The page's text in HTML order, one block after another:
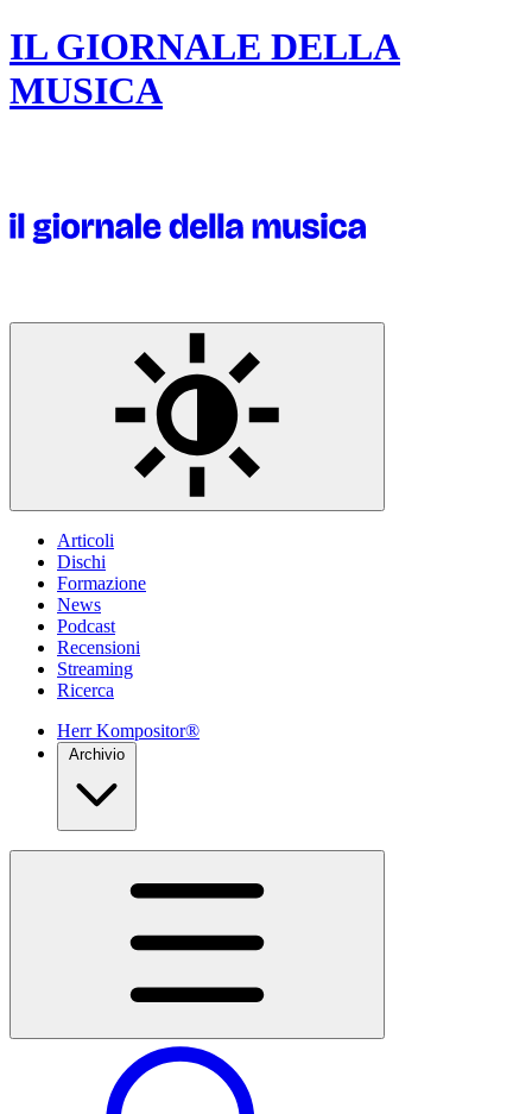
IL GIORNALE DELLA
MUSICA
Articoli
Dischi
Formazione
News
Podcast
Recensioni
Streaming
Ricerca
Herr Kompositor®
Archivio